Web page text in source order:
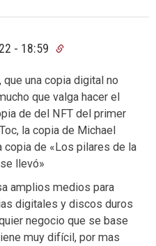
- 18:59
una copia digital no
que valga hacer el
de del NFT del primer
la copia de Michael
copia de «Los pilares de la
llevó»
amplios medios para
digitales y discos duros
negocio que se base
muy difícil, por mas